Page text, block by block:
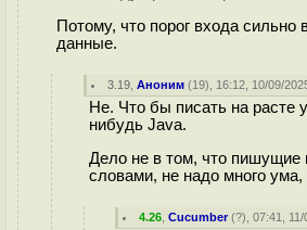
Потому, что порог входа
данные.
3.19 ,Аноним (19), 16:12, 10/09/
Не. Что бы писать на расте
нибудь Java.
Дело не в том, что пишущие
словами, не надо много
4.26 ,Cucumber(?), 07:41, 11/